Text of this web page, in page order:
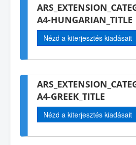
A4-HUNGARIAN_TITLE
Nézd a kiterjesztés kiadásait
A4-GREEK_TITLE
Nézd a kiterjesztés kiadásait